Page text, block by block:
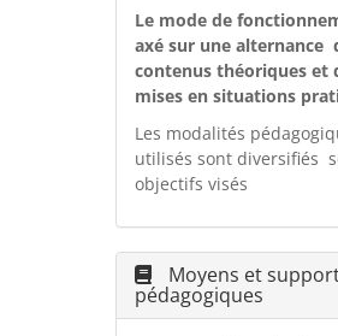
Le mode de
axé sur une alternance
contenus théoriques et
mises en situations
Les modalités
utilisés sont diversifiés
objectifs visés
Moyens et
pédagogiques